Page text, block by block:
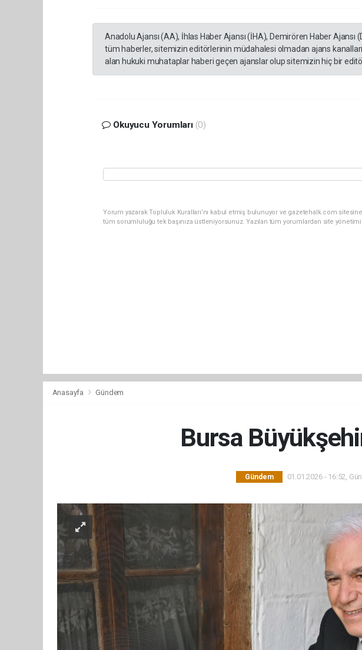
Anadolu Ajansı (AA), İhlas Haber Ajansı (İHA), Demirören Haber
tüm haberler, sitemizin editörlerinin müdahalesi olmadan ajans
alan hukuki muhataplar haberi geçen ajanslar olup sitemizin hiç bir
Okuyucu Yorumları (0)
Yorum yazarak Topluluk Kuralları’nı kabul etmiş bulunuyor ve gazetehalk.com
tüm sorumluluğu tek başınıza üstleniyorsunuz. Yazılan tüm yorumlardan site
Anasayfa Gündem
Bursa
Gündem 01.01.2026 - 16:52,